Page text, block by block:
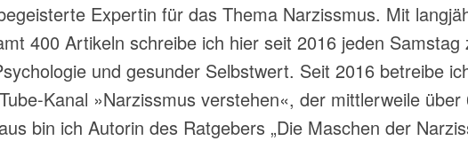
Expertin für das Thema Narzissmus. Mit
400 Artikeln schreibe ich hier seit 2016 jeden Samstag
und gesunder Selbstwert. Seit 2016 betreibe
Kanal »Narzissmus verstehen«, der mittlerweile
bin ich Autorin des Ratgebers „Die Maschen der